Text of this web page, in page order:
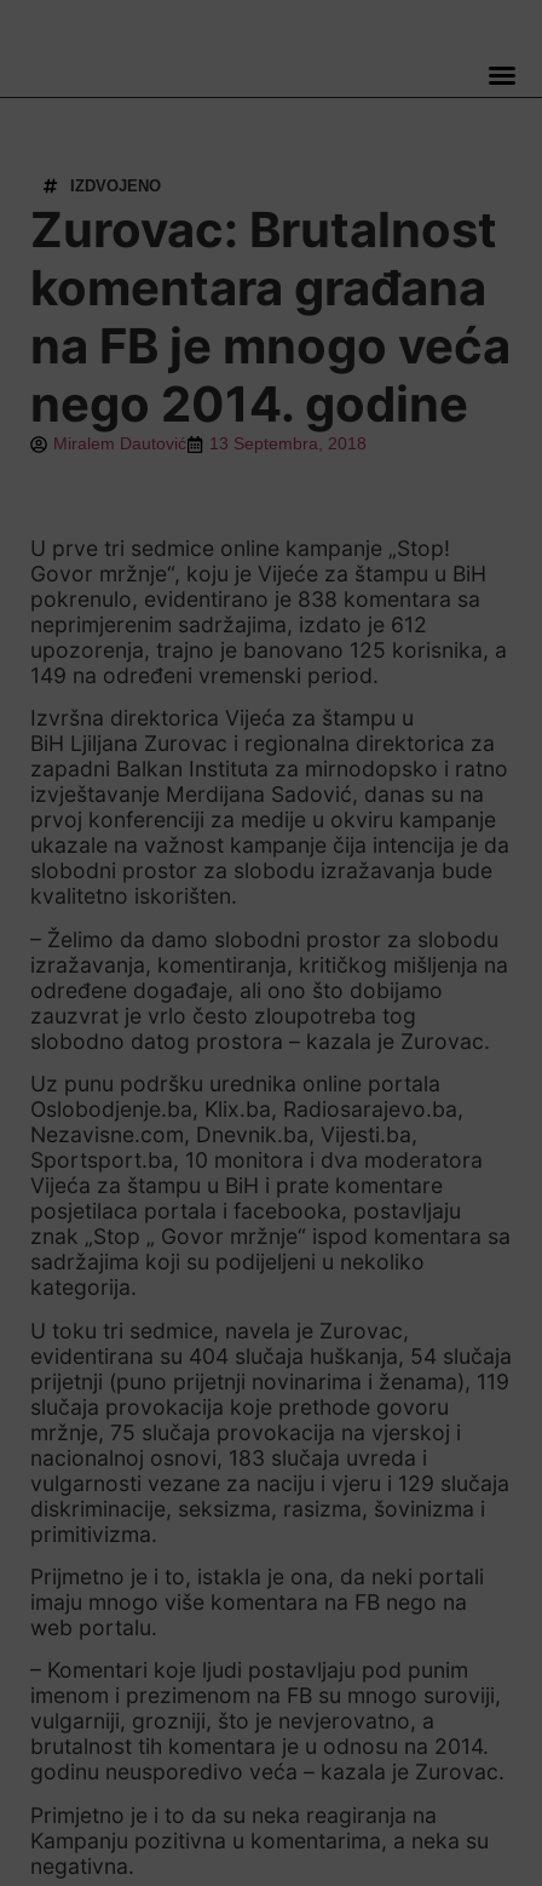
IZDVOJENO
Zurovac: Brutalnost
komentara građana
na FB je mnogo veća
nego 2014. godine
Miralem Dautović 13 Septembra, 2018
U prve tri sedmice online kampanje „Stop!
Govor mržnje“, koju je Vijeće za štampu u BiH
pokrenulo, evidentirano je 838 komentara sa
neprimjerenim sadržajima, izdato je 612
upozorenja, trajno je banovano 125 korisnika, a
149 na određeni vremenski period.
Izvršna direktorica Vijeća za štampu u
BiH Ljiljana Zurovac i regionalna direktorica za
zapadni Balkan Instituta za mirnodopsko i ratno
izvještavanje Merdijana Sadović, danas su na
prvoj konferenciji za medije u okviru kampanje
ukazale na važnost kampanje čija intencija je da
slobodni prostor za slobodu izražavanja bude
kvalitetno iskorišten.
– Želimo da damo slobodni prostor za slobodu
izražavanja, komentiranja, kritičkog mišljenja na
određene događaje, ali ono što dobijamo
zauzvrat je vrlo često zloupotreba tog
slobodno datog prostora – kazala je Zurovac.
Uz punu podršku urednika online portala
Oslobodjenje.ba, Klix.ba, Radiosarajevo.ba,
Nezavisne.com, Dnevnik.ba, Vijesti.ba,
Sportsport.ba, 10 monitora i dva moderatora
Vijeća za štampu u BiH i prate komentare
posjetilaca portala i facebooka, postavljaju
znak „Stop „ Govor mržnje“ ispod komentara sa
sadržajima koji su podijeljeni u nekoliko
kategorija.
U toku tri sedmice, navela je Zurovac,
evidentirana su 404 slučaja huškanja, 54 slučaja
prijetnji (puno prijetnji novinarima i ženama), 119
slučaja provokacija koje prethode govoru
mržnje, 75 slučaja provokacija na vjerskoj i
nacionalnoj osnovi, 183 slučaja uvreda i
vulgarnosti vezane za naciju i vjeru i 129 slučaja
diskriminacije, seksizma, rasizma, šovinizma i
primitivizma.
Prijmetno je i to, istakla je ona, da neki portali
imaju mnogo više komentara na FB nego na
web portalu.
– Komentari koje ljudi postavljaju pod punim
imenom i prezimenom na FB su mnogo suroviji,
vulgarniji, grozniji, što je nevjerovatno, a
brutalnost tih komentara je u odnosu na 2014.
godinu neusporedivo veća – kazala je Zurovac.
Primjetno je i to da su neka reagiranja na
Kampanju pozitivna u komentarima, a neka su
negativna.